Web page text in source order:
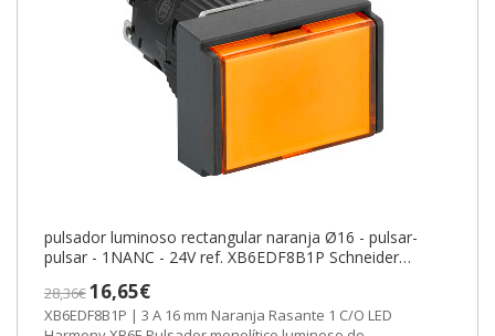
pulsador luminoso rectangular naranja Ø16 - pulsar-
pulsar - 1NANC - 24V ref. XB6EDF8B1P Schneider
28,36€16,65€
XB6EDF8B1P | 3 A 16 mm Naranja Rasante 1 C/O LED